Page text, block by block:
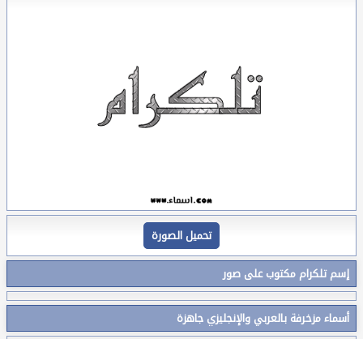
تحميل الصورة
إسم تلكرام مكتوب على صور
أسماء مزخرفة بالعربي والإنجليزي جاهزة